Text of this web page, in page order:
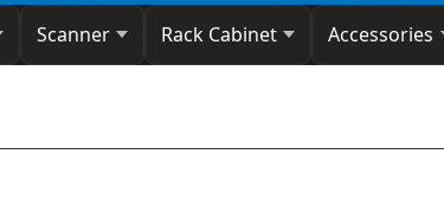
Scanner Rack Cabinet Accessories